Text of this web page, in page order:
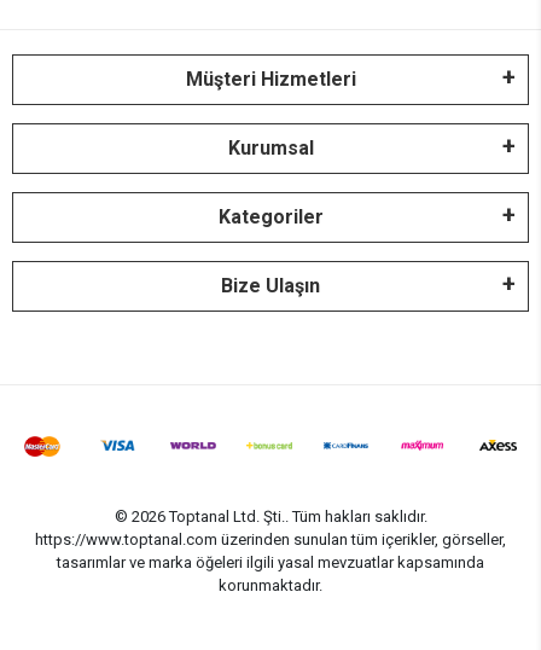
Müşteri Hizmetleri
Kurumsal
Kategoriler
Bize Ulaşın
© 2026 Toptanal Ltd. Şti.. Tüm hakları saklıdır.
https://www.toptanal.com üzerinden sunulan tüm içerikler, görseller,
tasarımlar ve marka öğeleri ilgili yasal mevzuatlar kapsamında
korunmaktadır.